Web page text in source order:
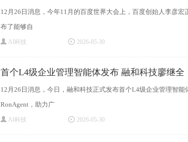
12月26日消息，今年11月的百度世界大会上，百度创始人李彦宏
布了能够自
AI科技 2026-05-30
首个L4级企业管理智能体发布 融和科技廖继全
12月26日消息，今日，融和科技正式发布首个L4级企业管理智能
RonAgent，助力广
AI科技 2026-05-30